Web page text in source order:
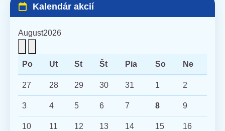
Kalendár akcií
August2026
Po Ut St Št Pia So Ne
27 28 29 30 31 1 2
3 4 5 6 7 8 9
10 11 12 13 14 15 16